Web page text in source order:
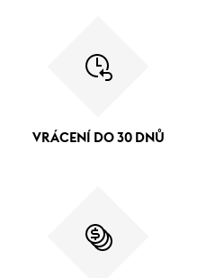
VRÁCENÍ DO 30 DNŮ